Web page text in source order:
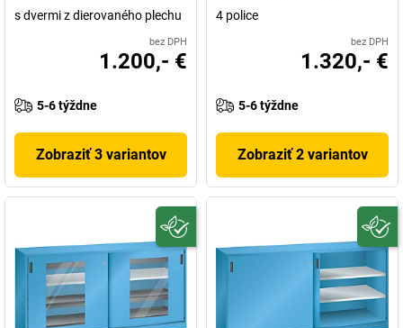
s dvermi z dierovaného plechu
bez DPH
1.200,- €
5-6 týždne
Zobraziť 3 variantov
4 police
bez DPH
1.320,- €
5-6 týždne
Zobraziť 2 variantov